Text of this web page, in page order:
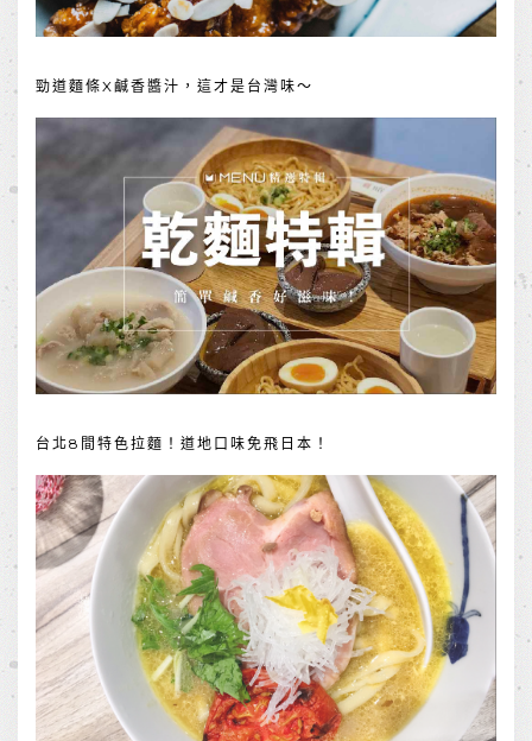
勁道麵條X鹹香醬汁，這才是台灣味～
台北8間特色拉麵！道地口味免飛日本！